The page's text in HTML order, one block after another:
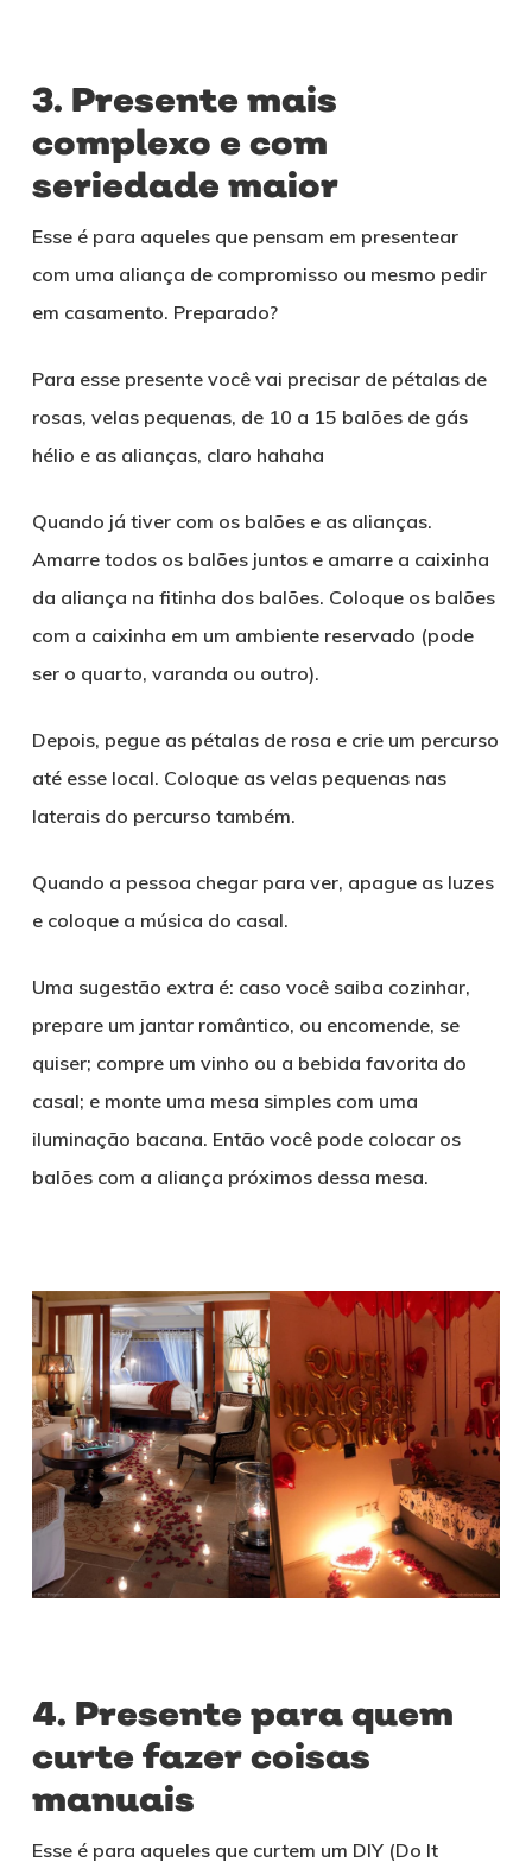
3. Presente mais
complexo e com
seriedade maior
Esse é para aqueles que pensam em presentear
com uma aliança de compromisso ou mesmo pedir
em casamento. Preparado?
Para esse presente você vai precisar de pétalas de
rosas, velas pequenas, de 10 a 15 balões de gás
hélio e as alianças, claro hahaha
Quando já tiver com os balões e as alianças.
Amarre todos os balões juntos e amarre a caixinha
da aliança na fitinha dos balões. Coloque os balões
com a caixinha em um ambiente reservado (pode
ser o quarto, varanda ou outro).
Depois, pegue as pétalas de rosa e crie um percurso
até esse local. Coloque as velas pequenas nas
laterais do percurso também.
Quando a pessoa chegar para ver, apague as luzes
e coloque a música do casal.
Uma sugestão extra é: caso você saiba cozinhar,
prepare um jantar romântico, ou encomende, se
quiser; compre um vinho ou a bebida favorita do
casal; e monte uma mesa simples com uma
iluminação bacana. Então você pode colocar os
balões com a aliança próximos dessa mesa.
4. Presente para quem
curte fazer coisas
manuais
Esse é para aqueles que curtem um DIY (Do It